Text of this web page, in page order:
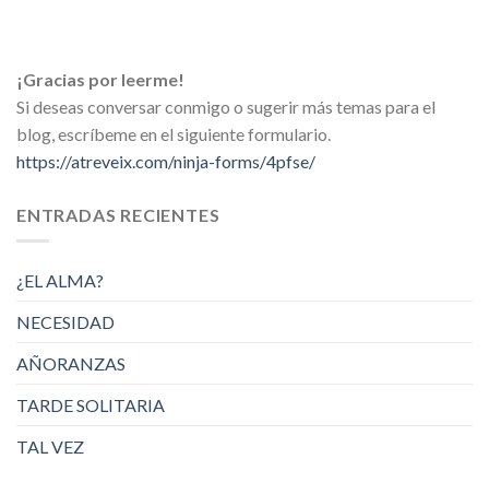
¡Gracias por leerme!
Si deseas conversar conmigo o sugerir más temas para el
blog, escríbeme en el siguiente formulario.
https://atreveix.com/ninja-forms/4pfse/
ENTRADAS RECIENTES
¿EL ALMA?
NECESIDAD
AÑORANZAS
TARDE SOLITARIA
TAL VEZ